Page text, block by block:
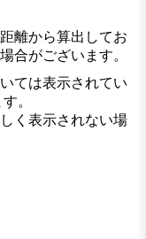
離から算出してお
合がございます。
ては表示されてい
。
く表示されない場